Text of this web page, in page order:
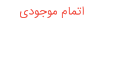
اتمام موجودی